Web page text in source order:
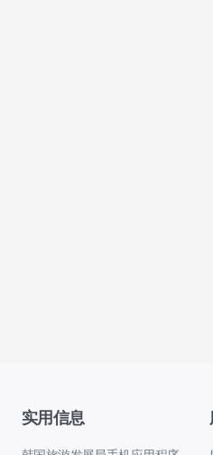
实用信息